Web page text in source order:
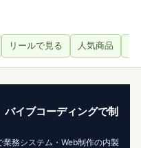
リールで見る 人気商品
イブコーディングで制
務システム・Web制作の内製